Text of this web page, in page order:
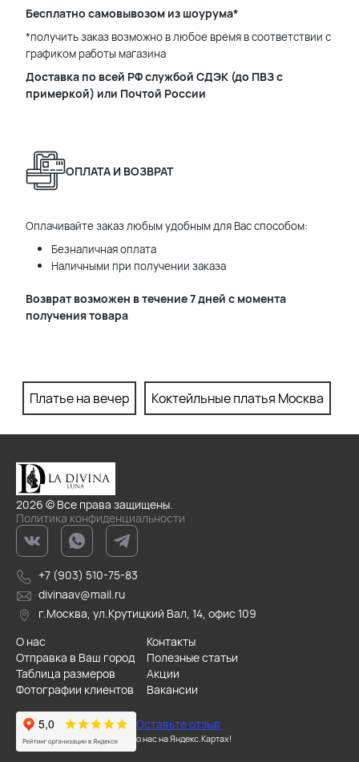
Бесплатно самовывозом из шоурума*
*получить заказ возможно в любое время в соответствии с
графиком работы магазина
Доставка по всей РФ службой СДЭК (до ПВЗ с
примеркой) или Почтой России
ОПЛАТА И ВОЗВРАТ
Оплачивайте заказ любым удобным для Вас способом:
Безналичная оплата
Наличными при получении заказа
Возврат возможен в течение 7 дней с момента
получения товара
Платье на вечер Коктейльные платья Москва
2026 © Все права защищены.
Политика конфиденциальности
+7 (903) 510-75-83
divinaav@mail.ru
г.Москва, ул.Крутицкий Вал, 14, офис 109
О нас
Контакты
Отправка в Ваш город
Полезные статьи
Таблица размеров
Акции
Фотографии клиентов
Вакансии
Оставьте отзыв
о нас на Яндекс.Картах!